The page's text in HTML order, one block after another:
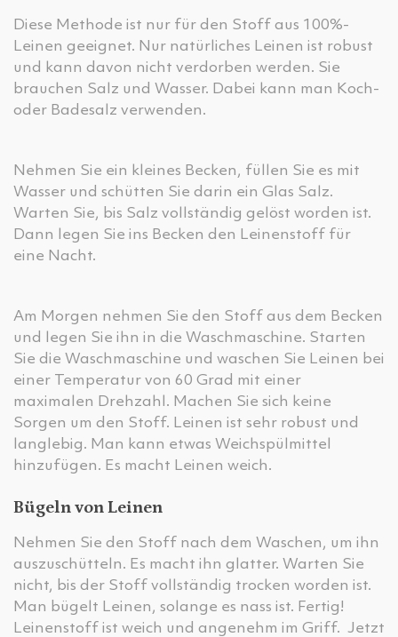
Diese Methode ist nur für den Stoff aus 100%-
Leinen geeignet. Nur natürliches Leinen ist robust
und kann davon nicht verdorben werden. Sie
brauchen Salz und Wasser. Dabei kann man Koch-
oder Badesalz verwenden.
Nehmen Sie ein kleines Becken, füllen Sie es mit
Wasser und schütten Sie darin ein Glas Salz.
Warten Sie, bis Salz vollständig gelöst worden ist.
Dann legen Sie ins Becken den Leinenstoff für
eine Nacht.
Am Morgen nehmen Sie den Stoff aus dem Becken
und legen Sie ihn in die Waschmaschine. Starten
Sie die Waschmaschine und waschen Sie Leinen bei
einer Temperatur von 60 Grad mit einer
maximalen Drehzahl. Machen Sie sich keine
Sorgen um den Stoff. Leinen ist sehr robust und
langlebig. Man kann etwas Weichspülmittel
hinzufügen. Es macht Leinen weich.
Bügeln von Leinen
Nehmen Sie den Stoff nach dem Waschen, um ihn
auszuschütteln. Es macht ihn glatter. Warten Sie
nicht, bis der Stoff vollständig trocken worden ist.
Man bügelt Leinen, solange es nass ist. Fertig!
Leinenstoff ist weich und angenehm im Griff. Jetzt